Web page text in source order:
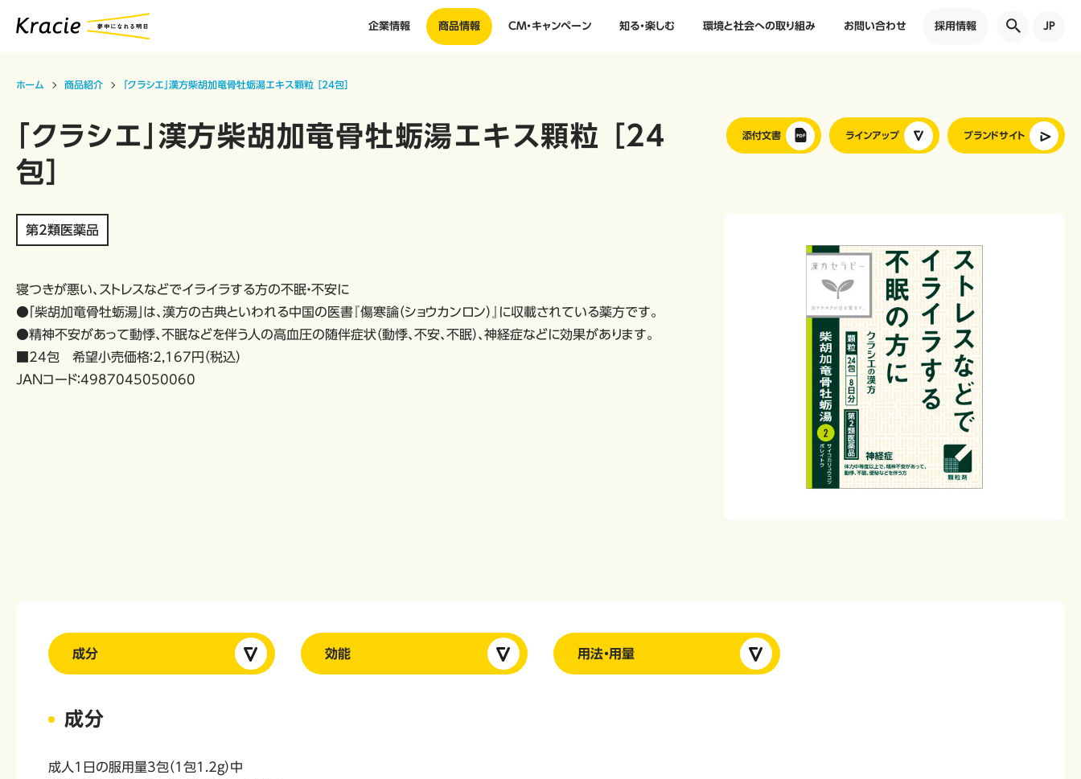
企業情報 商品情報 CM・キャンペーン 知る・楽しむ 環境と社会への取り組み お問い合わせ 採用情報 JP
ホーム 商品紹介 「クラシエ」漢方柴胡加竜骨牡蛎湯エキス顆粒 ［24包］
添付文書 ラインアップ ブランドサイト
「クラシエ」漢方柴胡加竜骨牡蛎湯エキス顆粒 ［24
包］
第2類医薬品
寝つきが悪い、ストレスなどでイライラする方の不眠・不安に
●「柴胡加竜骨牡蛎湯」は、漢方の古典といわれる中国の医書『傷寒論（ショウカンロン）』に収載されている薬方です。
●精神不安があって動悸、不眠などを伴う人の高血圧の随伴症状（動悸、不安、不眠）、神経症などに効果があります。
■24包 希望小売価格：2,167円（税込）
JANコード：4987045050060
成分 効能 用法・用量
成分
成人1日の服用量3包（1包1.2g）中